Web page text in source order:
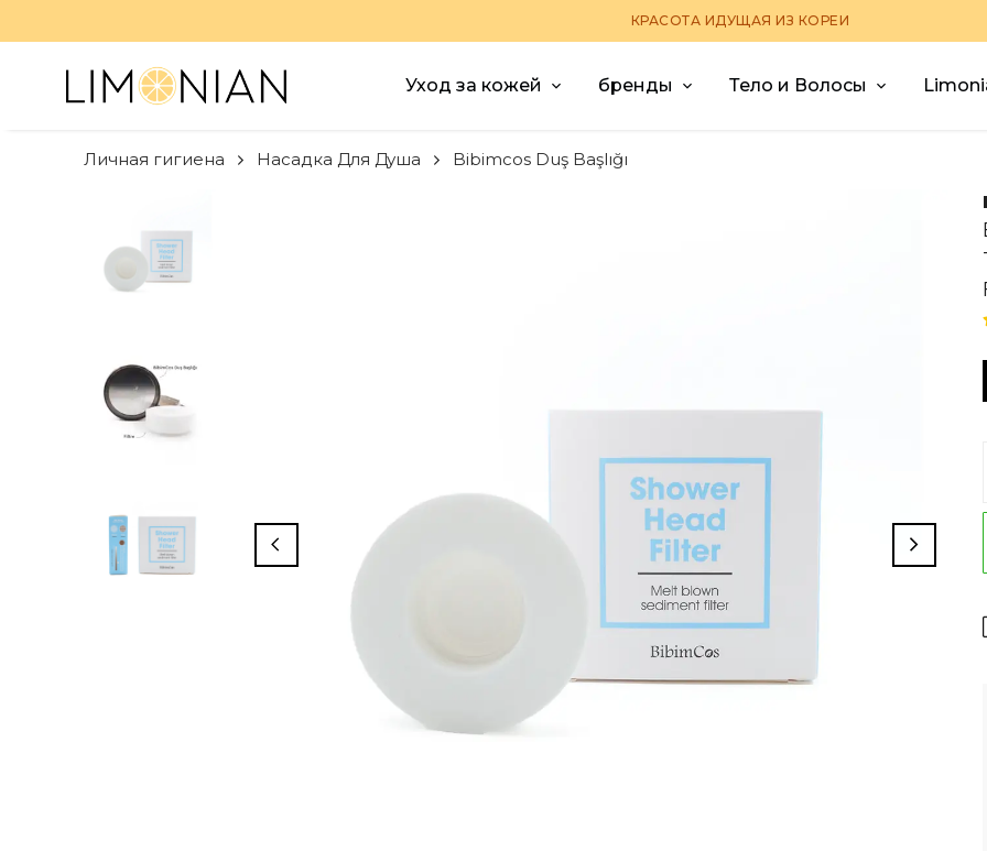
КРАСОТА ИДУЩАЯ ИЗ КОРЕИ
Уход за кожей бренды Тело и Волосы
Личная гигиена Насадка Для Душа Bibimcos Duş Başlığı